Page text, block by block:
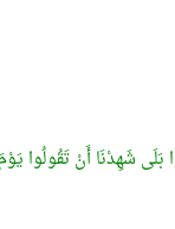
شَهِدْنَا أَنْ تَقُولُوا يَوْمَ